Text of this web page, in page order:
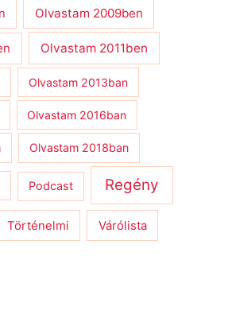
Olvastam 2009ben
Olvastam 2011ben
Olvastam 2013ban
Olvastam 2016ban
Olvastam 2018ban
Podcast Regény
Történelmi Várólista